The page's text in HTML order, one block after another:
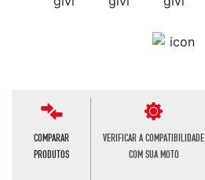
COMPARAR
PRODUTOS
VERIFICAR A COMPATIBILIDADE
COM SUA MOTO